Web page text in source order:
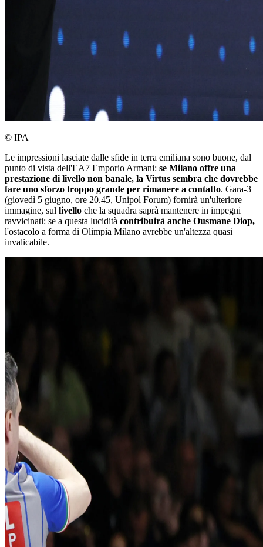
© IPA
Le impressioni lasciate dalle sfide in terra emiliana sono buone, dal
punto di vista dell'EA7 Emporio Armani: se Milano offre una
prestazione di livello non banale, la Virtus sembra che dovrebbe
fare uno sforzo troppo grande per rimanere a contatto. Gara-3
(giovedì 5 giugno, ore 20.45, Unipol Forum) fornirà un'ulteriore
immagine, sul livello che la squadra saprà mantenere in impegni
ravvicinati: se a questa lucidità contribuirà anche Ousmane Diop,
l'ostacolo a forma di Olimpia Milano avrebbe un'altezza quasi
invalicabile.